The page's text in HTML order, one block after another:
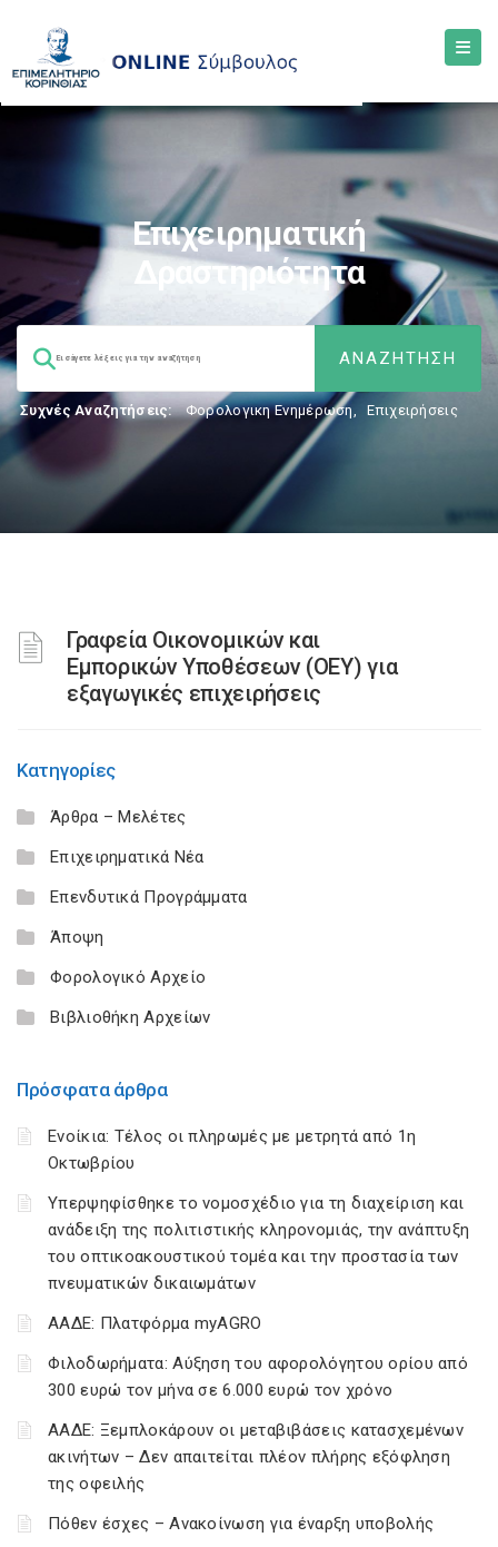
Επιχειρηματική
Δραστηριότητα
Συχνές Αναζητήσεις: Φορολογικη Ενημέρωση, Επιχειρήσεις
Γραφεία Οικονομικών και
Εμπορικών Υποθέσεων (ΟΕΥ) για
εξαγωγικές επιχειρήσεις
Κατηγορίες
Άρθρα – Μελέτες
Επιχειρηματικά Νέα
Επενδυτικά Προγράμματα
Άποψη
Φορολογικό Αρχείο
Βιβλιοθήκη Αρχείων
Πρόσφατα άρθρα
Ενοίκια: Τέλος οι πληρωμές με μετρητά από 1η
Οκτωβρίου
Υπερψηφίσθηκε το νομοσχέδιο για τη διαχείριση και
ανάδειξη της πολιτιστικής κληρονομιάς, την ανάπτυξη
του οπτικοακουστικού τομέα και την προστασία των
πνευματικών δικαιωμάτων
ΑΑΔΕ: Πλατφόρμα myAGRO
Φιλοδωρήματα: Αύξηση του αφορολόγητου ορίου από
300 ευρώ τον μήνα σε 6.000 ευρώ τον χρόνο
ΑΑΔΕ: Ξεμπλοκάρουν οι μεταβιβάσεις κατασχεμένων
ακινήτων – Δεν απαιτείται πλέον πλήρης εξόφληση
της οφειλής
Πόθεν έσχες – Ανακοίνωση για έναρξη υποβολής